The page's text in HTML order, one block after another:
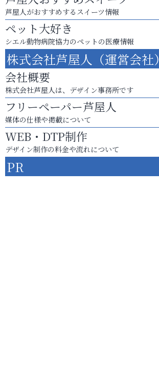
芦屋人がおすすめするスイーツ情報
ペット大好き
シエル動物病院協力のペットの医療情報
株式会社芦屋人（運営会社）
会社概要
株式会社芦屋人は、デザイン事務所です
フリーペーパー芦屋人
媒体の仕様や掲載について
WEB・DTP制作
デザイン制作の料金や流れについて
PR